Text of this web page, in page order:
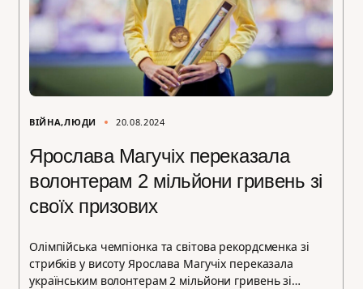
ВІЙНА ЛЮДИ 20.08.2024
Ярослава Магучіх переказала
волонтерам 2 мільйони гривень зі
своїх призових
Олімпійська чемпіонка та світова рекордсменка зі
стрибків у висоту Ярослава Магучіх переказала
українським волонтерам 2 мільйони гривень зі…